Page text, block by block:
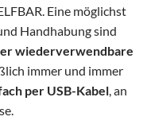
Eine möglichst
Handhabung sind
wiederverwendbare
immer und immer
per USB-Kabel, an